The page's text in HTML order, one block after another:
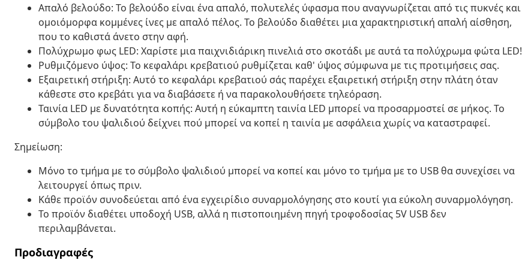
Απαλό βελούδο: Το βελούδο είναι ένα απαλό, πολυτελές ύφασμα που αναγνωρίζεται από τις πυκνές και
ομοιόμορφα κομμένες ίνες με απαλό πέλος. Το βελούδο διαθέτει μια χαρακτηριστική απαλή αίσθηση,
που το καθιστά άνετο στην αφή.
Πολύχρωμο φως LED: Χαρίστε μια παιχνιδιάρικη πινελιά στο σκοτάδι με αυτά τα πολύχρωμα φώτα LED!
Ρυθμιζόμενο ύψος: Το κεφαλάρι κρεβατιού ρυθμίζεται καθ' ύψος σύμφωνα με τις προτιμήσεις σας.
Εξαιρετική στήριξη: Αυτό το κεφαλάρι κρεβατιού σάς παρέχει εξαιρετική στήριξη στην πλάτη όταν
κάθεστε στο κρεβάτι για να διαβάσετε ή να παρακολουθήσετε τηλεόραση.
Ταινία LED με δυνατότητα κοπής: Αυτή η εύκαμπτη ταινία LED μπορεί να προσαρμοστεί σε μήκος. Το
σύμβολο του ψαλιδιού δείχνει πού μπορεί να κοπεί η ταινία με ασφάλεια χωρίς να καταστραφεί.
Σημείωση:
Μόνο το τμήμα με το σύμβολο ψαλιδιού μπορεί να κοπεί και μόνο το τμήμα με το USB θα συνεχίσει να
λειτουργεί όπως πριν.
Κάθε προϊόν συνοδεύεται από ένα εγχειρίδιο συναρμολόγησης στο κουτί για εύκολη συναρμολόγηση.
Το προϊόν διαθέτει υποδοχή USB, αλλά η πιστοποιημένη πηγή τροφοδοσίας 5V USB δεν
περιλαμβάνεται.
Προδιαγραφές